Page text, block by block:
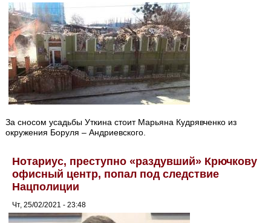
За сносом усадьбы Уткина стоит Марьяна Кудрявченко из
окружения Боруля – Андриевского.
Нотариус, преступно «раздувший» Крючкову
офисный центр, попал под следствие
Нацполиции
Чт, 25/02/2021 - 23:48